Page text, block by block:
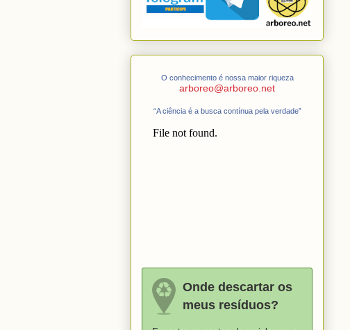
O conhecimento é nossa maior riqueza
arboreo@arboreo.net
“A ciência é a busca contínua pela verdade”